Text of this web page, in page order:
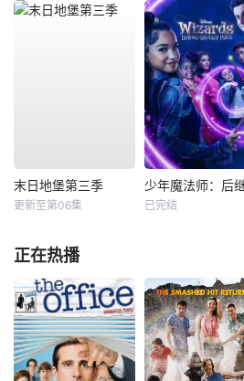
末日地堡第三季
更新至第06集 已完结
正在热播